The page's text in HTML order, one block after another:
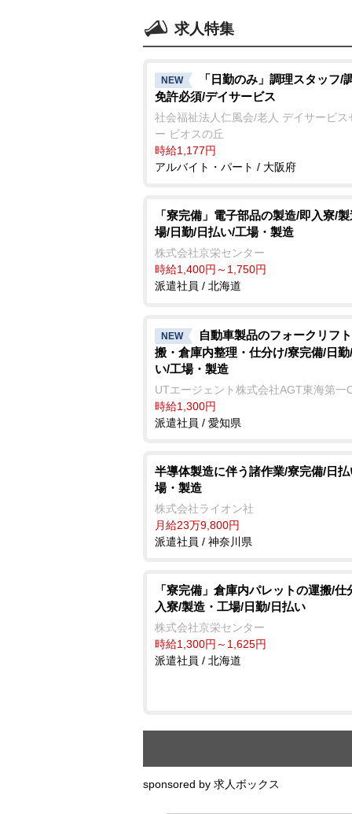
求人特集
NEW
「日勤のみ」調理スタッフ/
免許必須/デイサービス
社会福祉法人仁風会/老人 デイサービス
ー ビオスの丘
時給1,177円
アルバイト・パート / 大阪府
「寮完備」電子部品の製造/即入寮/
場/日勤/日払い/工場・製造
株式会社京栄センター
時給1,400円～1,750円
派遣社員 / 北海道
NEW
自動車製品のフォークリフ
搬・倉庫内整理・仕分け/寮完備/日
い/工場・製造
UTエージェント株式会社AGT東海第一
時給1,300円
派遣社員 / 愛知県
半導体製造に伴う諸作業/寮完備/日
場・製造
株式会社ライオン社
月給23万9,800円
派遣社員 / 神奈川県
「寮完備」倉庫内パレットの運搬/仕
入寮/製造・工場/日勤/日払い
株式会社京栄センター
時給1,300円～1,625円
派遣社員 / 北海道
sponsored by 求人ボックス